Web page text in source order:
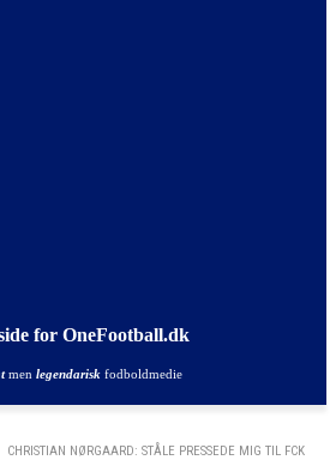
for OneFootball.dk
men legendarisk fodboldmedie
CHRISTIAN NØRGAARD: STÅLE PRESSEDE MIG TIL FCK